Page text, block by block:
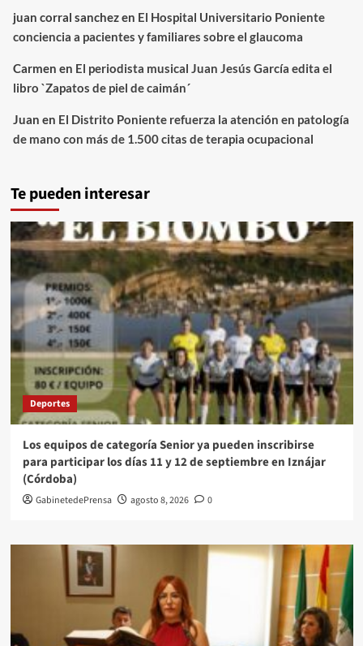
juan corral sanchezen El Hospital Universitario Poniente
conciencia a pacientes y familiares sobre el glaucoma
Carmen en El periodista musical Juan Jesús García edita el
libro `Zapatos de piel de caimán´
Juan en El Distrito Poniente refuerza la atención en patología
de mano con más de 1.500 citas de terapia ocupacional
Te pueden interesar
Deportes
Los equipos de categoría Senior ya pueden inscribirse
para participar los días 11 y 12 de septiembre en Iznájar
(Córdoba)
GabinetedePrensa agosto 8, 2026 0